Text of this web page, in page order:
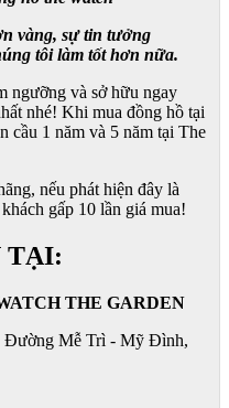
vàng, sự tin tưởng
tôi làm tốt hơn nữa.
ngưỡng và sở hữu ngay
nhé! Khi mua đồng hồ tại
cầu 1 năm và 5 năm tại The
nếu phát hiện đây là
gấp 10 lần giá mua!
TẠI:
THE GARDEN
Đường Mễ Trì - Mỹ Đình,